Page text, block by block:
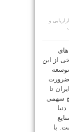
و
های
از این
توسعه
ضرورت
تا
سهمی
با